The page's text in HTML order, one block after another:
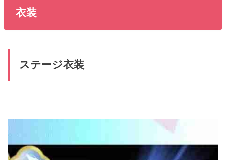
衣装
ステージ衣装